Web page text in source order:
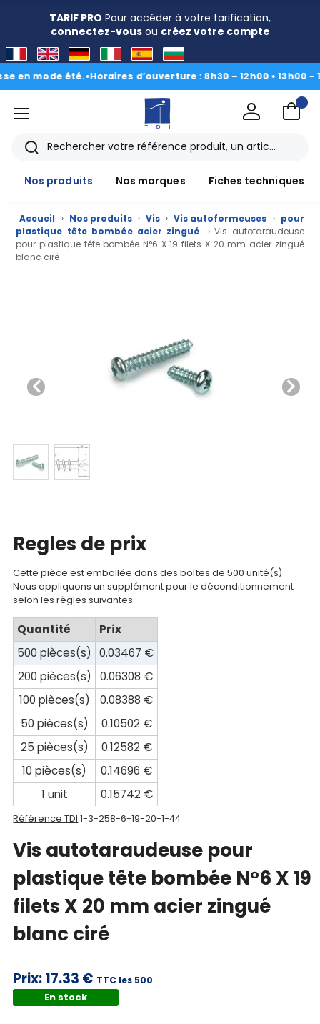
TARIF PRO Pour accéder à votre tarification,
connectez-vousou créez votre compte
mode été.•Horaires d’ouverture : 8h30 – 12h00 • 13h00 - 16h30
Nos
Nos
techniques
Catalogue
Documentations
Mon
compte
Mon
panier
Contact
menu
Rechercher
Nos produits
Nos marques Fiches techniques
Accueil › Nos produits › Vis › Vis autoformeuses › pour
plastique tête bombée acier zingué
› Vis autotaraudeuse
pour plastique tête bombée N°6 X 19 filets X 20 mm acier zingué
blanc ciré
Regles de prix
Cette pièce est emballée dans des boîtes de 500 unité(s)
Nous appliquons un supplément pour le déconditionnement
selon les règles suivantes
Quantité
Prix
500 pièces(s)
0.03467 €
200 pièces(s)
0.06308 €
100 pièces(s)
0.08388 €
50 pièces(s)
0.10502 €
25 pièces(s)
0.12582 €
10 pièces(s)
0.14696 €
1 unit
0.15742 €
Référence TDI 1-3-258-6-19-20-1-44
Vis autotaraudeuse pour
plastique tête bombée N°6 X 19
filets X 20 mm acier zingué
blanc ciré
Prix:17.33 € TTC les 500
En stock